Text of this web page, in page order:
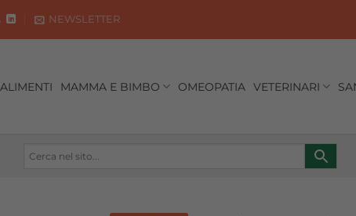
NEWSLETTER
ALIMENTI MAMMA E BIMBO OMEOPATIA VETERINARI